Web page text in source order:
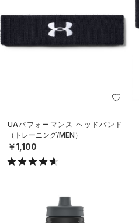
UAパフォーマンス ヘッドバンド
（トレーニング/MEN）
￥1,100